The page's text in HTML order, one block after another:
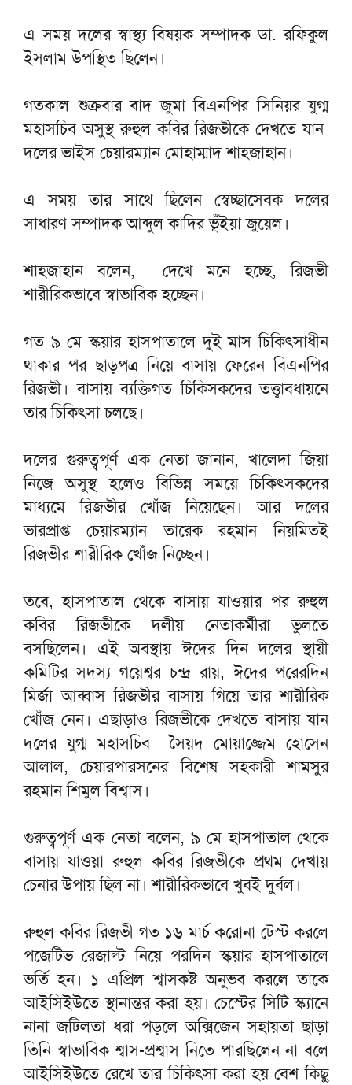
এ সময় দলের স্বাস্থ্য বিষয়ক সম্পাদক ডা. রফিকুল
ইসলাম উপস্থিত ছিলেন।
গতকাল শুক্রবার বাদ জুমা বিএনপির সিনিয়র যুগ্ম
মহাসচিব অসুস্থ রুহুল কবির রিজভীকে দেখতে যান
দলের ভাইস চেয়ারম্যান মোহাম্মাদ শাহজাহান।
এ সময় তার সাথে ছিলেন স্বেচ্ছাসেবক দলের
সাধারণ সম্পাদক আব্দুল কাদির ভূঁইয়া জুয়েল।
শাহজাহান বলেন, দেখে মনে হচ্ছে, রিজভী
শারীরিকভাবে স্বাভাবিক হচ্ছেন।
গত ৯ মে স্কয়ার হাসপাতালে দুই মাস চিকিৎসাধীন
থাকার পর ছাড়পত্র নিয়ে বাসায় ফেরেন বিএনপির
রিজভী। বাসায় ব্যক্তিগত চিকিসকদের তত্ত্বাবধায়নে
তার চিকিৎসা চলছে।
দলের গুরুত্বপূর্ণ এক নেতা জানান, খালেদা জিয়া
নিজে অসুস্থ হলেও বিভিন্ন সময়ে চিকিৎসকদের
মাধ্যমে রিজভীর খোঁজ নিয়েছেন। আর দলের
ভারপ্রাপ্ত চেয়ারম্যান তারেক রহমান নিয়মিতই
রিজভীর শারীরিক খোঁজ নিচ্ছেন।
তবে, হাসপাতাল থেকে বাসায় যাওয়ার পর রুহুল
কবির রিজভীকে দলীয় নেতাকর্মীরা ভুলতে
বসছিলেন। এই অবস্থায় ঈদের দিন দলের স্থায়ী
কমিটির সদস্য গয়েশ্বর চন্দ্র রায়, ঈদের পরেরদিন
মির্জা আব্বাস রিজভীর বাসায় গিয়ে তার শারীরিক
খোঁজ নেন। এছাড়াও রিজভীকে দেখতে বাসায় যান
দলের যুগ্ম মহাসচিব সৈয়দ মোয়াজ্জেম হোসেন
আলাল, চেয়ারপারসনের বিশেষ সহকারী শামসুর
রহমান শিমুল বিশ্বাস।
গুরুত্বপূর্ণ এক নেতা বলেন, ৯ মে হাসপাতাল থেকে
বাসায় যাওয়া রুহুল কবির রিজভীকে প্রথম দেখায়
চেনার উপায় ছিল না। শারীরিকভাবে খুবই দুর্বল।
রুহুল কবির রিজভী গত ১৬ মার্চ করোনা টেস্ট করলে
পজেটিভ রেজাল্ট নিয়ে পরদিন স্কয়ার হাসপাতালে
ভর্তি হন। ১ এপ্রিল শ্বাসকষ্ট অনুভব করলে তাকে
আইসিইউতে স্থানান্তর করা হয়। চেস্টের সিটি স্ক্যানে
নানা জটিলতা ধরা পড়লে অক্সিজেন সহায়তা ছাড়া
তিনি স্বাভাবিক শ্বাস-প্রশ্বাস নিতে পারছিলেন না বলে
আইসিইউতে রেখে তার চিকিৎসা করা হয় বেশ কিছু